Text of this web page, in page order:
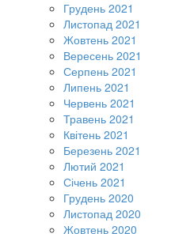
Грудень 2021
Листопад 2021
Жовтень 2021
Вересень 2021
Серпень 2021
Липень 2021
Червень 2021
Травень 2021
Квітень 2021
Березень 2021
Лютий 2021
Січень 2021
Грудень 2020
Листопад 2020
Жовтень 2020